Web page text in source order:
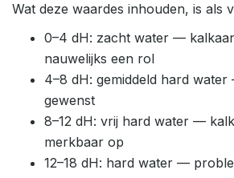
Wat deze waardes inhouden, is als
0–4 dH: zacht water —
nauwelijks een rol
4–8 dH: gemiddeld hard
gewenst
8–12 dH: vrij hard water —
merkbaar op
12–18 dH: hard water —